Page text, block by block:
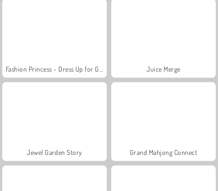
Juice Merge
Jewel Garden Story Grand Mahjong Connect